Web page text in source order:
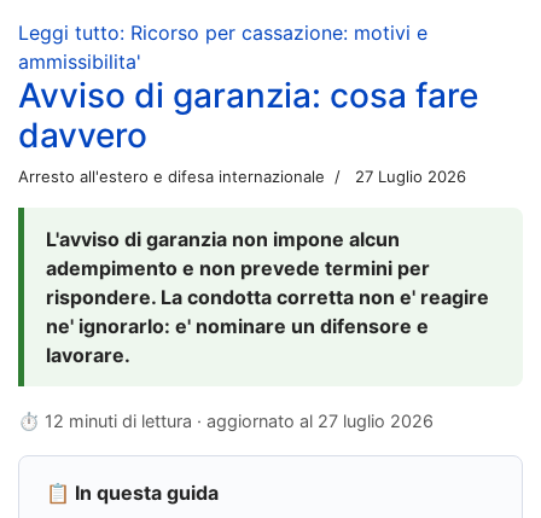
Leggi tutto: Ricorso per cassazione: motivi e
ammissibilita'
Avviso di garanzia: cosa fare
davvero
Arresto all'estero e difesa internazionale 27 Luglio 2026
L'avviso di garanzia non impone alcun
adempimento e non prevede termini per
rispondere. La condotta corretta non e' reagire
ne' ignorarlo: e' nominare un difensore e
lavorare.
⏱ 12 minuti di lettura · aggiornato al 27 luglio 2026
📋 In questa guida